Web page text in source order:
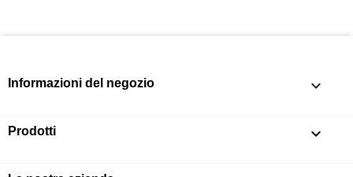
Informazioni del negozio keyboard_arrow_down
Prodotti 